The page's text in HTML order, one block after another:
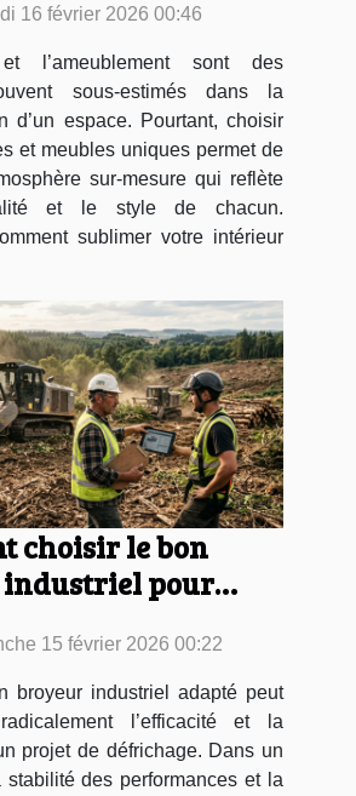
16 février 2026 00:46
et l’ameublement sont des
sous-estimés dans la
d’un espace. Pourtant, choisir
et meubles uniques permet de
sur-mesure qui reflète
et le style de chacun.
sublimer votre intérieur
choisir le bon
pour
15 février 2026 00:22
broyeur industriel adapté peut
l’efficacité et la
projet de défrichage. Dans un
stabilité des performances et la